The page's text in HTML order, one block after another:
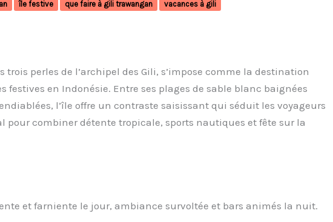
île festive que faire à gili trawangan vacances à gili
perles de l’archipel des Gili, s’impose comme la destination
festives en Indonésie. Entre ses plages de sable blanc baignées
l’île offre un contraste saisissant qui séduit les voyageurs
pour combiner détente tropicale, sports nautiques et fête sur la
et farniente le jour, ambiance survoltée et bars animés la nuit.